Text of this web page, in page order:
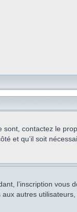
sont, contactez le
et qu’il soit
l’inscription vous
autres utilisateurs,